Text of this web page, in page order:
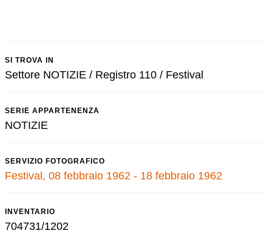
SI TROVA IN
Settore NOTIZIE / Registro 110 / Festival
SERIE APPARTENENZA
NOTIZIE
SERVIZIO FOTOGRAFICO
Festival, 08 febbraio 1962 - 18 febbraio 1962
INVENTARIO
704731/1202